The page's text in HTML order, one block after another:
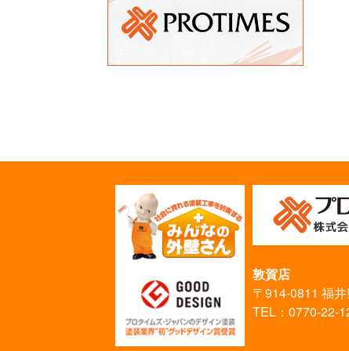
敦賀店
〒914-0811 福
TEL：0770-22-